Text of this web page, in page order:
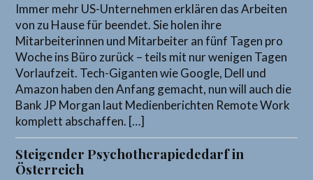
Immer mehr US-Unternehmen erklären das Arbeiten
von zu Hause für beendet. Sie holen ihre
Mitarbeiterinnen und Mitarbeiter an fünf Tagen pro
Woche ins Büro zurück – teils mit nur wenigen Tagen
Vorlaufzeit. Tech-Giganten wie Google, Dell und
Amazon haben den Anfang gemacht, nun will auch die
Bank JP Morgan laut Medienberichten Remote Work
komplett abschaffen. […]
Steigender Psychotherapiededarf in
Österreich